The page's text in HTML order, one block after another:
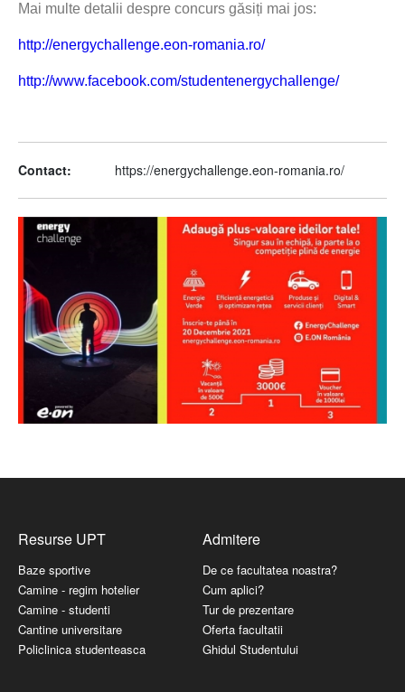
Mai multe detalii despre concurs găsiți mai jos:
http://energychallenge.eon-romania.ro/
http://www.facebook.com/studentenergychallenge/
Contact https://energychallenge.eon-romania.ro/
Resurse UPT
Baze sportive
Camine - regim hotelier
Camine - studenti
Cantine universitare
Policlinica studenteasca
Admitere
De ce facultatea noastra?
Cum aplici?
Tur de prezentare
Oferta facultatii
Ghidul Studentului